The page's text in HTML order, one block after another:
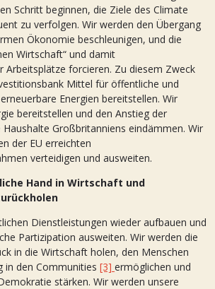
Schritt beginnen, die Ziele des Climate
zu verfolgen. Wir werden den Übergang
Ökonomie beschleunigen, und die
Wirtschaft“ und damit
Arbeitsplätze forcieren. Zu diesem Zweck
Mittel für öffentliche und
Energien bereitstellen. Wir
bereitstellen und den Anstieg der
Großbritanniens eindämmen. Wir
der EU erreichten
verteidigen und ausweiten.
Hand in Wirtschaft und
Dienstleistungen wieder aufbauen und
Partizipation ausweiten. Wir werden die
in die Wirtschaft holen, den Menschen
den Communities [3] ermöglichen und
stärken. Wir werden unsere